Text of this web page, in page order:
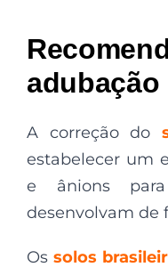
adubação
A correção do
estabelecer um
e ânions
desenvolvam de
Ossolos